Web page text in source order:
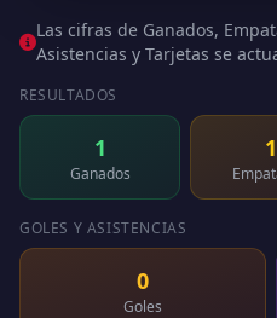
Las cifras de Ganados,
Asistencias y Tarjetas se
RESULTADOS
1
Ganados
1
GOLES Y ASISTENCIAS
0
Goles